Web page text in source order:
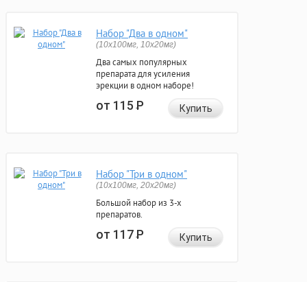
Набор "Два в одном"
(10x100мг, 10x20мг)
Два самых популярных
препарата для усиления
эрекции в одном наборе!
от 115Р Купить
Набор "Три в одном"
(10x100мг, 20x20мг)
Большой набор из 3-х
препаратов.
от 117Р Купить